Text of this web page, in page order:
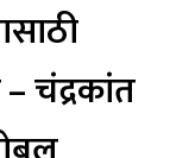
चंद्रकांत